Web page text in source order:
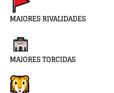
MAIORES RIVALIDADES
MAIORES TORCIDAS